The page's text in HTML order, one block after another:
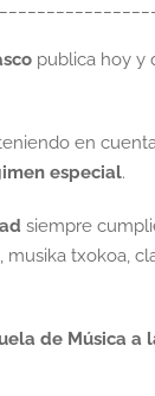
publica hoy y
en
especial.
siempre
txokoa,
de Música a